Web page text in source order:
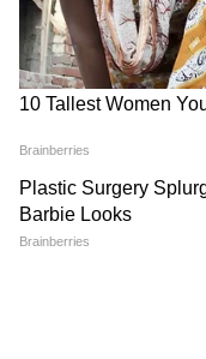
Image Credit :Getty
আজ
২৪ ক্যারেট –
টাকা, গতকালের
২২ ক্যারেট –